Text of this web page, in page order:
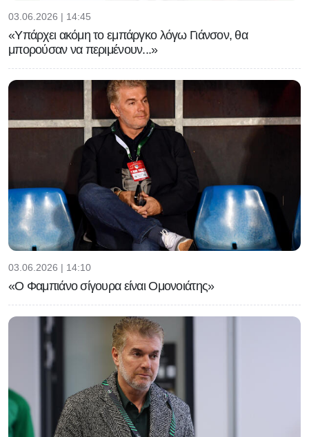
03.06.2026 | 14:45
«Υπάρχει ακόμη το εμπάργκο λόγω Γιάνσον, θα
μπορούσαν να περιμένουν...»
03.06.2026 | 14:10
«Ο Φαμπιάνο σίγουρα είναι Ομονοιάτης»